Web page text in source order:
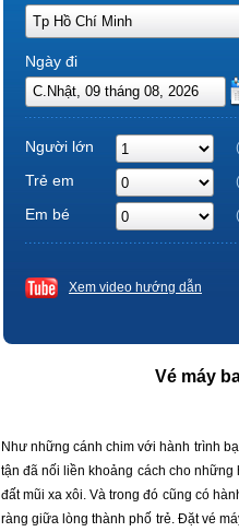
Ngày đi
Người lớn
Trẻ em
Em bé
Xem video hướng dẫn
Vé máy
Như những cánh chim với hành trình
tận đã nối liền khoảng cách cho những
đất mũi xa xôi. Và trong đó cũng có
ràng giữa lòng thành phố trẻ. Đặt vé